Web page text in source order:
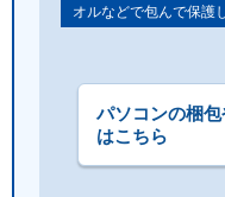
オルなどで包んで保護
パソコンの梱
はこちら